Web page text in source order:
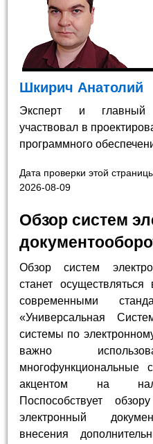
Шкирич Анатолий
Эксперт и главный
участвовал в
программного
Дата проверки этой
2026-08-09
Обзор систем
Обзор систем
станет
современными
«Универсальная
системы по
важно
многофункциональные
акцентом на
Поспособствует
электронный
внесения